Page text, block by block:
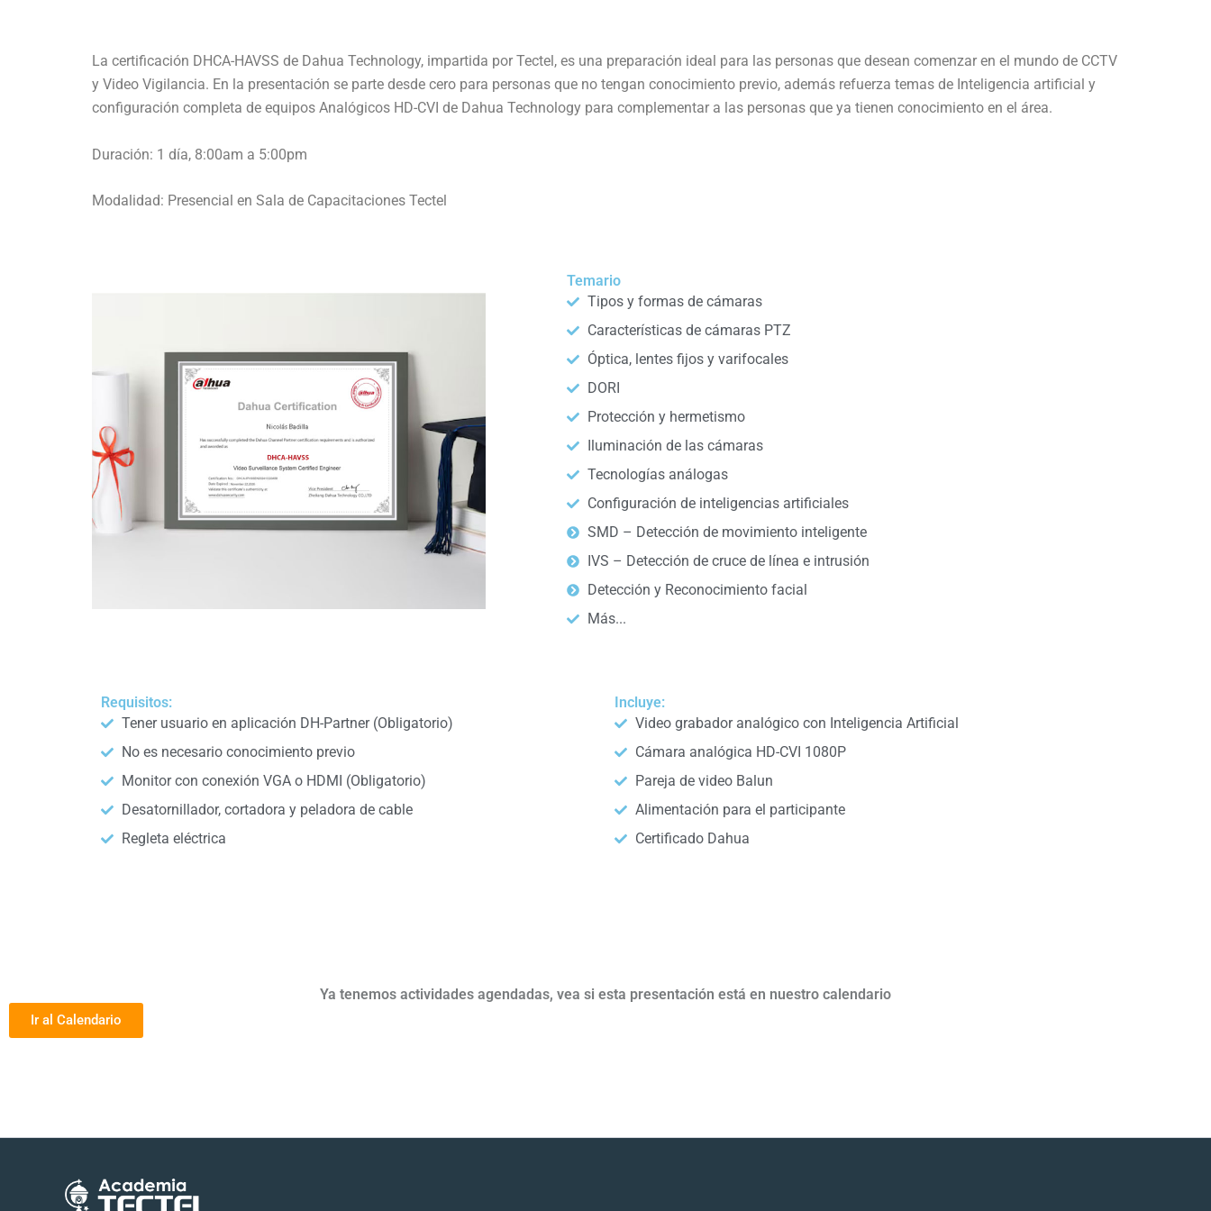
La certificación DHCA-HAVSS de Dahua Technology, impartida por Tectel, es una preparación ideal para las personas que desean comenzar en el mundo de CCTV
y Video Vigilancia. En la presentación se parte desde cero para personas que no tengan conocimiento previo, además refuerza temas de Inteligencia artificial y
configuración completa de equipos Analógicos HD-CVI de Dahua Technology para complementar a las personas que ya tienen conocimiento en el área.
Duración: 1 día, 8:00am a 5:00pm
Modalidad: Presencial en Sala de Capacitaciones Tectel
Temario
Tipos y formas de cámaras
Características de cámaras PTZ
Óptica, lentes fijos y varifocales
DORI
Protección y hermetismo
Iluminación de las cámaras
Tecnologías análogas
Configuración de inteligencias artificiales
SMD – Detección de movimiento inteligente
IVS – Detección de cruce de línea e intrusión
Detección y Reconocimiento facial
Más...
Requisitos:
Tener usuario en aplicación DH-Partner (Obligatorio)
No es necesario conocimiento previo
Monitor con conexión VGA o HDMI (Obligatorio)
Desatornillador, cortadora y peladora de cable
Regleta eléctrica
Incluye:
Video grabador analógico con Inteligencia Artificial
Cámara analógica HD-CVI 1080P
Pareja de video Balun
Alimentación para el participante
Certificado Dahua
Ya tenemos actividades agendadas, vea si esta presentación está en nuestro calendario
Ir al Calendario